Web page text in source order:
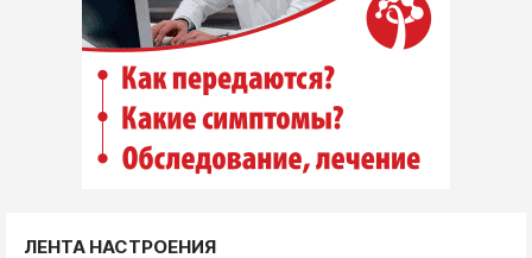
ЛЕНТА НАСТРОЕНИЯ